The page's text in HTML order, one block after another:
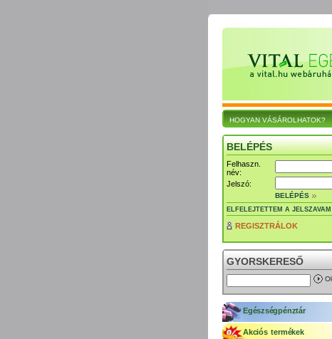
HOGYAN VÁSÁROLHATOK?
BELÉPÉS
Felhaszn.
név:
Jelszó:
BELÉPÉS
ELFELEJTETTEM A JELSZAVAM
REGISZTRÁLOK
GYORSKERESŐ
Egészségpénztár
Akciós termékek